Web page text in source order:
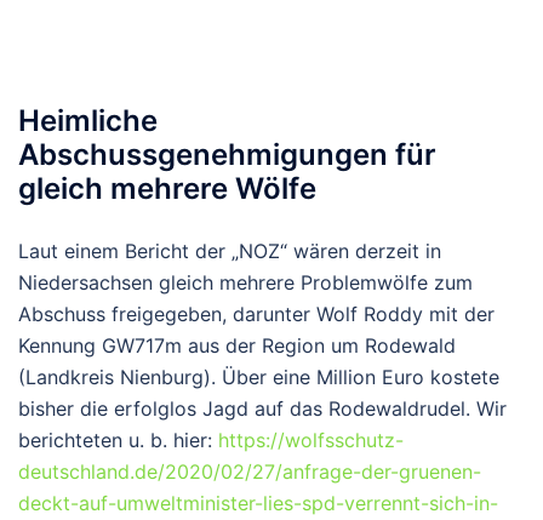
Heimliche
Abschussgenehmigungen für
gleich mehrere Wölfe
Laut einem Bericht der „NOZ“ wären derzeit in
Niedersachsen gleich mehrere Problemwölfe zum
Abschuss freigegeben, darunter Wolf Roddy mit der
Kennung GW717m aus der Region um Rodewald
(Landkreis Nienburg). Über eine Million Euro kostete
bisher die erfolglos Jagd auf das Rodewaldrudel. Wir
berichteten u. b. hier: https://wolfsschutz-
deutschland.de/2020/02/27/anfrage-der-gruenen-
deckt-auf-umweltminister-lies-spd-verrennt-sich-in-